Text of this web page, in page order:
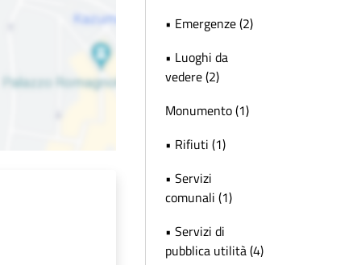
• Emergenze (2)
• Luoghi da
vedere (2)
Monumento (1)
• Rifiuti (1)
• Servizi
comunali (1)
• Servizi di
pubblica utilità (4)